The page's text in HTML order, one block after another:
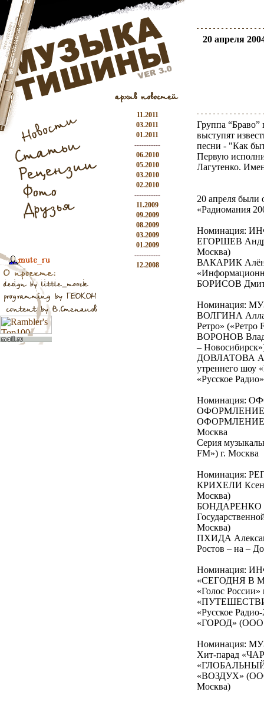
11.2011
03.2011
01.2011
-----------
06.2010
05.2010
03.2010
02.2010
-----------
11.2009
09.2009
08.2009
03.2009
01.2009
-----------
12.2008
20 апреля
Группа “Браво”
выступят
песни - "Как
Первую
Лагутенко.
20 апреля
«Радиомания
Номинация:
ЕГОРШЕВ
Москва)
ВАКАРИК Алёна
БОРИСОВ
Номинация:
ВОЛГИНА Алла
Ретро» («Ретро
ВОРОНОВ
–
ДОВЛАТОВА
утреннего шоу
«Русское
Номинация:
ОФОРМЛЕНИЕ
ОФОРМЛЕНИЕ
Москва
Серия
FM») г. Москва
Номинация:
КРИХЕЛИ
Москва)
БОНДАРЕНКО
Москва)
ПХИДА
Ростов – на –
Номинация:
«СЕГОДНЯ В
«Голос России»
«Русское
«ГОРОД» (ООО
Номинация:
Хит-парад
«ГЛОБАЛЬНЫЙ
«ВОЗДУХ» (ООО
Москва)